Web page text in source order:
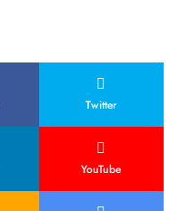
Twitter
YouTube